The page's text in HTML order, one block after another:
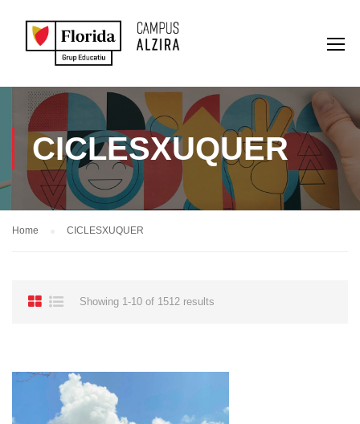
CICLESXUQUER
Home CICLESXUQUER
Showing 1-10 of 1512 results